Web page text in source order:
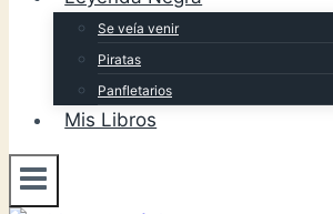
Se veía venir
Piratas
Panfletarios
Mis Libros